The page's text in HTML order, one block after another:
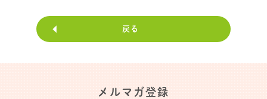
戻る
メルマガ登録